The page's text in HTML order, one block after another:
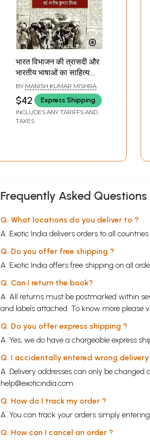
भारत विभाजन की त्रासदी और
भारतीय भाषाओं का साहित्य:
Tragedy of Partition of
India and the Literature
of Indian Languages
(National Seminar (28-
BY MANISH KUMAR MISHRA
$42 Express Shipping
INCLUDES ANY TARIFFS AND
TAXES
Frequently Asked Questions
Q. What locations do you deliver to ?
A. Exotic India delivers orders to all
Q. Do you offer free shipping ?
A. Exotic India offers free shipping on all
Q. Can I return the book?
A. All returns must be postmarked within
and labels attached. To know more please
Q. Do you offer express shipping ?
A. Yes, we do have a chargeable express
Q. I accidentally entered wrong
A. Delivery addresses can only be
help@exoticindia.com
Q. How do I track my order ?
A. You can track your orders simply
Q. How can I cancel an order ?